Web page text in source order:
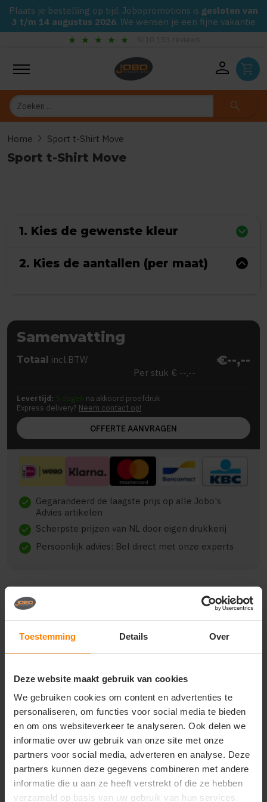
Toestemming Details Over
Deze website maakt gebruik van cookies
We gebruiken cookies om content en advertenties te
personaliseren, om functies voor social media te bieden
en om ons websiteverkeer te analyseren. Ook delen we
informatie over uw gebruik van onze site met onze
partners voor social media, adverteren en analyse. Deze
partners kunnen deze gegevens combineren met andere
informatie die u aan ze heeft verstrekt of die ze hebben
verzameld op basis van uw gebruik van hun services.
Plaats je bestelling op tijd. Jobopromotions is gesloten van
3 t/m 14 augustus 2026. We wensen je een fijne vakantie
9/10 153 reviews
person shopping_cart
Zoeken search
Home chevron_right Sport t-Shirt Move
Sport t-Shirt Move
1. Kies de gewenste kleur
2. Kies de aantallen (per maat)
Samenvatting
Totaal incl.BTW €--,--
Per stuk € --,--
Levertijd: 5 dagen na akkoord proefdruk
Express delivery? Neem contact op!
OFFERTE AANVRAGEN
check Gegarandeerd de laagste prijs op alle Jobo's
Advies artikelen
check Scherpste prijzen van NL door eigen drukkerij
check Persoonlijk advies: Bel direct met onze experts
Beschrijving Reviews (0)
{"M":5,"L":1,"XXL":1},"prnts":[{"pp":"Borst
rechts","pt":"Bedrukking","ct":"Drie kleuren"},
{"pp":"Linkermouw","pt":"Bedrukking","ct":"E\u00e9n
kleur"}]}
Vragen? Neem contact
op met onze
klantenservice